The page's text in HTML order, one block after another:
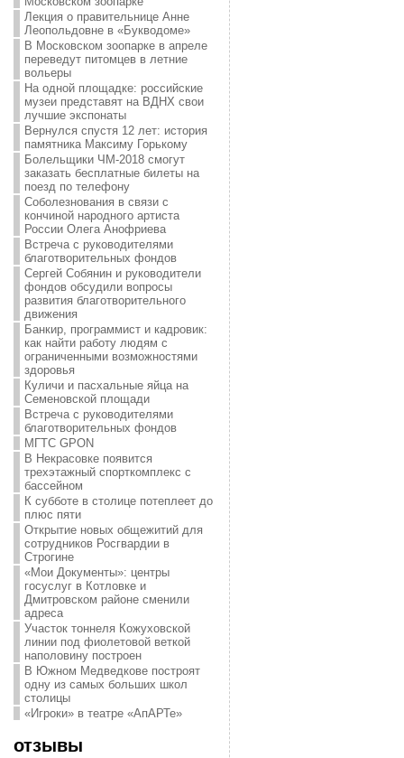
Лекция о правительнице Анне
Леопольдовне в «Букводоме»
В Московском зоопарке в апреле
переведут питомцев в летние
вольеры
На одной площадке: российские
музеи представят на ВДНХ свои
лучшие экспонаты
Вернулся спустя 12 лет: история
памятника Максиму Горькому
Болельщики ЧМ-2018 смогут
заказать бесплатные билеты на
поезд по телефону
Соболезнования в связи с
кончиной народного артиста
России Олега Анофриева
Встреча с руководителями
благотворительных фондов
Сергей Собянин и руководители
фондов обсудили вопросы
развития благотворительного
движения
Банкир, программист и кадровик:
как найти работу людям с
ограниченными возможностями
здоровья
Куличи и пасхальные яйца на
Семеновской площади
Встреча с руководителями
благотворительных фондов
МГТС GPON
В Некрасовке появится
трехэтажный спорткомплекс с
бассейном
К субботе в столице потеплеет до
плюс пяти
Открытие новых общежитий для
сотрудников Росгвардии в
Строгине
«Мои Документы»: центры
госуслуг в Котловке и
Дмитровском районе сменили
адреса
Участок тоннеля Кожуховской
линии под фиолетовой веткой
наполовину построен
В Южном Медведкове построят
одну из самых больших школ
столицы
«Игроки» в театре «АпАРТе»
отзывы